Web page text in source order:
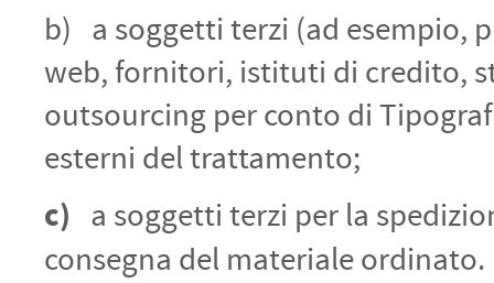
b) a soggetti terzi (ad esempio,
web, fornitori, istituti di credito,
outsourcing per conto di
esterni del trattamento;
c) a soggetti terzi per la
consegna del materiale ordinato.